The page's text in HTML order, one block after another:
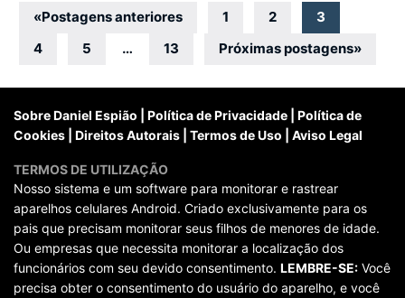
Navegação
por
posts
«Postagens anteriores 1 2
3
4
5 … 13 Próximas postagens»
Sobre Daniel Espião Política de Privacidade
Política de
Cookies
Direitos Autorais Termos de Uso Aviso Legal
TERMOS DE UTILIZAÇÃO
Nosso sistema e um software para monitorar e rastrear
aparelhos celulares Android. Criado exclusivamente para os
pais que precisam monitorar seus filhos de menores de idade.
Ou empresas que necessita monitorar a localização dos
funcionários com seu devido consentimento. LEMBRE-SE: Você
precisa obter o consentimento do usuário do aparelho, e você